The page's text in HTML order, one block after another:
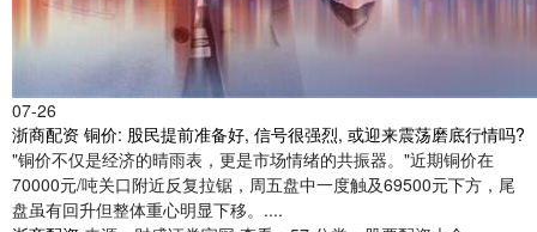
07-26
浙商配资 铜价: 股民提前准备好, 信号很强烈, 或迎来震荡磨底行情吗?
"铜价不仅是经济的晴雨表，更是市场情绪的共振器。"近期铜价在
70000元/吨关口附近反复拉锯，周五盘中一度触及69500元下方，尾
盘虽有回升但整体重心明显下移。....